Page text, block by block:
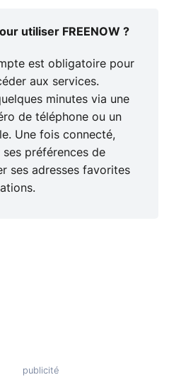
utiliser FREENOW ?
est obligatoire pour
aux services.
minutes via une
de téléphone ou un
Une fois connecté,
préférences de
ses adresses favorites